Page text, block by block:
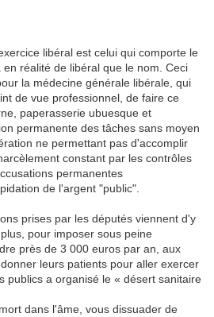
libéral est celui qui comporte le
réalité de libéral que le nom. Ceci
la médecine générale libérale, qui
de vue professionnel, de faire ce
paperasserie ubuesque et
permanente des tâches sans moyen
ne permettant pas d'accomplir
constant par les contrôles
permanentes
de l'argent "public".
prises par les députés viennent d'y
pour imposer sous peine
près de 3 000 euros par an, aux
leurs patients pour aller exercer
publics a organisé le « désert sanitaire
dans l'âme, vous dissuader de